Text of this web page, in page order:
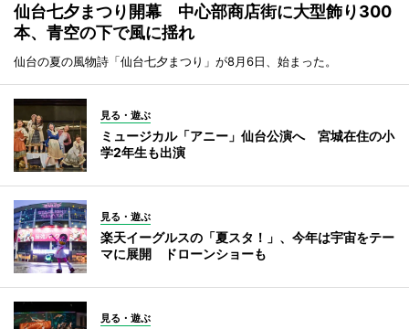
仙台七夕まつり開幕 中心部商店街に大型飾り300
本、青空の下で風に揺れ
仙台の夏の風物詩「仙台七夕まつり」が8月6日、始まった。
見る・遊ぶ
ミュージカル「アニー」仙台公演へ 宮城在住の小
学2年生も出演
見る・遊ぶ
楽天イーグルスの「夏スタ！」、今年は宇宙をテー
マに展開 ドローンショーも
見る・遊ぶ